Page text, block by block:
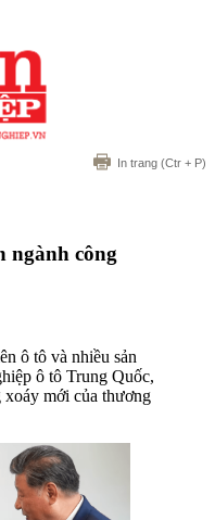
In trang (Ctr + P)
ngành công
ô tô và nhiều sản
ô tô Trung Quốc,
mới của thương